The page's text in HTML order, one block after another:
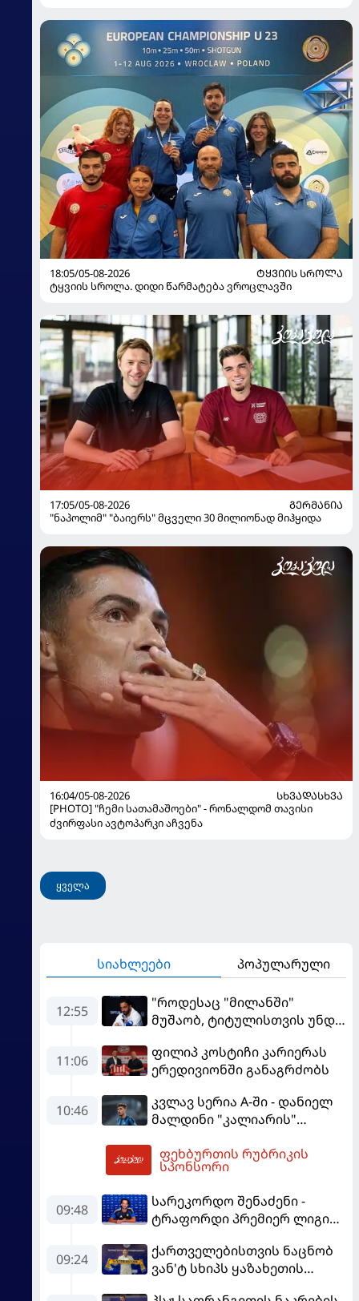
18:05/05-08-2026
ᲢᲧᲕᲘᲘᲡ ᲡᲠᲝᲚᲐ
ტყვიის სროლა. დიდი წარმატება ვროცლავში
17:05/05-08-2026
ᲒᲔᲠᲛᲐᲜᲘᲐ
"ნაპოლიმ" "ბაიერს" მცველი 30 მილიონად მიჰყიდა
16:04/05-08-2026
ᲡᲮᲕᲐᲓᲐᲡᲮᲕᲐ
[PHOTO] "ჩემი სათამაშოები" - რონალდომ თავისი
ძვირფასი ავტოპარკი აჩვენა
ყველა
სიახლეები პოპულარული
12:55
"როდესაც "მილანში"
მუშაობ, ტიტულისთვის უნდა
"როსონერის" ფანები
დააიმედა
11:06
ფილიპ კოსტიჩი კარიერას
ერედივიონში განაგრძობს
10:46
კვლავ სერია A-ში - დანიელ
მალდინი "კალიარის"
ფეხბურთის რუბრიკის
სპონსორი
09:48
სარეკორდო შენაძენი -
ტრაფორდი პრემიერ ლიგის
09:24
ქართველებისთვის ნაცნობ
ვან'ტ სხიპს ყაზახეთის